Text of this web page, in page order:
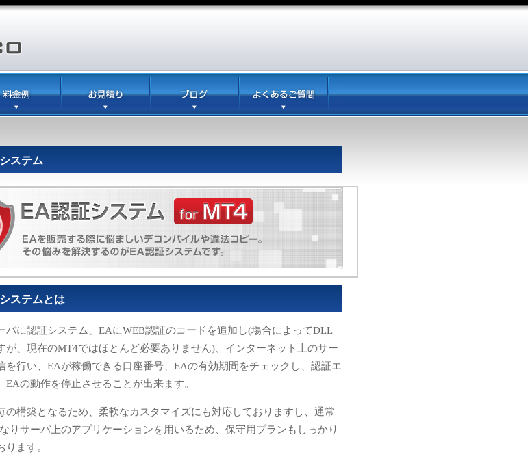
ステム
ステムとは
バに認証システム、EAにWEB認証のコードを追加し(場合によってDLL
が、現在のMT4ではほとんど必要ありません)、インターネット上のサー
を行い、EAが稼働できる口座番号、EAの有効期間をチェックし、認証エ
EAの動作を停止させることが出来ます。
の構築となるため、柔軟なカスタマイズにも対応しておりますし、通常
りサーバ上のアプリケーションを用いるため、保守用プランもしっかり
ります。